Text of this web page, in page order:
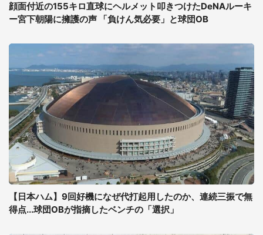
顔面付近の155キロ直球にヘルメット叩きつけたDeNAルーキ
ー宮下朝陽に擁護の声 「負けん気必要」と球団OB
【日本ハム】9回好機になぜ代打起用したのか、連続三振で無
得点...球団OBが指摘したベンチの「選択」